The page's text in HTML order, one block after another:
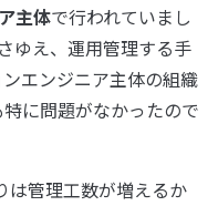
主体で行われていまし
ゆえ、運用管理する手
エンジニア主体の組織
に問題がなかったので
は管理工数が増えるか